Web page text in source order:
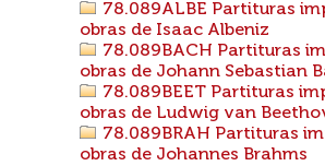
78.089ALBE Partituras
obras de Isaac Albeniz
78.089BACH Partituras
obras de Johann Sebastian
78.089BEET Partituras
obras de Ludwig van
78.089BRAH Partituras
obras de Johannes Brahms